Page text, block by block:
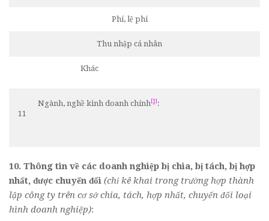
Phí, lệ phí
Thu nhập cá nhân
Khác
11
Ngành, nghề kinh doanh chính [3] :
10. Thông tin về các doanh nghiệp bị chia, bị tách, bị hợp
nhất, được chuyển đổi (chỉ kê khai trong trường hợp thành
lập công ty trên cơ sở chia, tách, hợp nhất, chuyển đổi loại
hình doanh nghiệp):